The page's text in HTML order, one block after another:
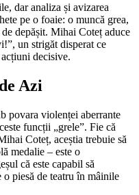
dar analiza și avizarea
pe o foaie: o muncă grea,
depășit. Mihai Coteț aduce
un strigăt disperat ce
decisive.
Azi
povara violenței aberrante
funcții „grele”. Fie că
Coteț, aceștia trebuie să
medalie – este o
că este capabil să
o piesă de teatru în mâinile